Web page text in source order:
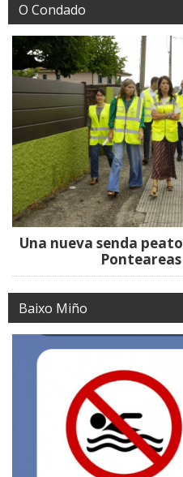
O Condado
Una nueva senda
Baixo Miño